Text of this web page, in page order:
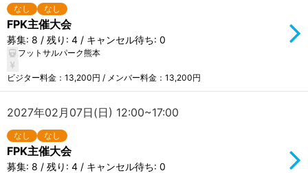
なし なし
FPK主催大会
募集: 8 / 残り: 4 / キャンセル待ち: 0
フットサルパーク熊本
ビジター料金：13,200円 / メンバー料金：13,200円
2027年02月07日(日) 12:00~17:00
なし なし
FPK主催大会
募集: 8 / 残り: 4 / キャンセル待ち: 0